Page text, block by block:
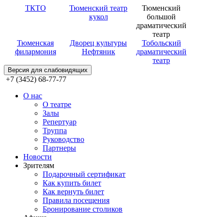
ТКТО
Тюменский театр
кукол
Тюменский
большой
драматический
театр
Тюменская
филармония
Дворец культуры
Нефтяник
Тобольский
драматический
театр
Версия для слабовидящих
+7 (3452) 68-77-77
О нас
О театре
Залы
Репертуар
Труппа
Руководство
Партнеры
Новости
Зрителям
Подарочный сертификат
Как купить билет
Как вернуть билет
Правила посещения
Бронирование столиков